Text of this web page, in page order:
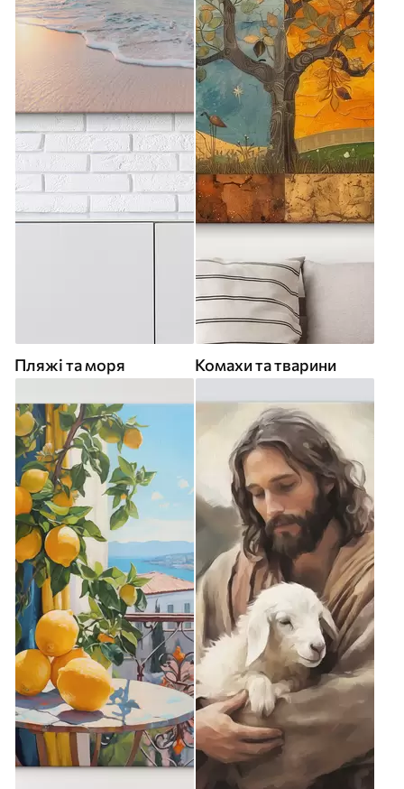
Пляжі та моря Комахи та тварини